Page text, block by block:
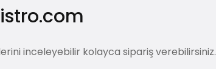
inceleyebilir kolayca sipariş verebilirsiniz.